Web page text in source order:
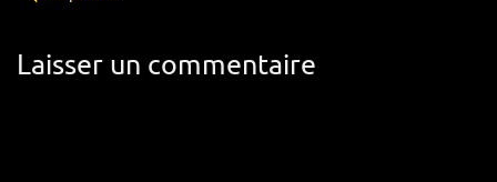
Laisser un commentaire